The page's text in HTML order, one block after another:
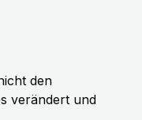
den
verändert und